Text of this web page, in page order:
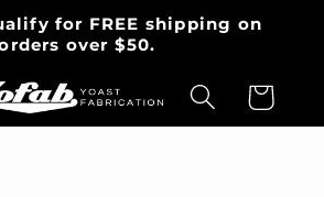
for FREE shipping on
over $50.
Panier